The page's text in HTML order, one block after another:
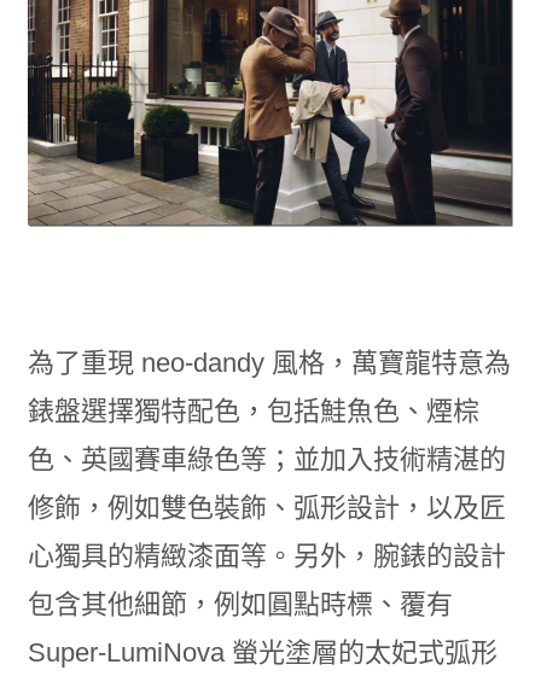
為了重現 neo-dandy 風格，萬寶龍特意為
錶盤選擇獨特配色，包括鮭魚色、煙棕
色、英國賽車綠色等；並加入技術精湛的
修飾，例如雙色裝飾、弧形設計，以及匠
心獨具的精緻漆面等。另外，腕錶的設計
包含其他細節，例如圓點時標、覆有
Super-LumiNova 螢光塗層的太妃式弧形